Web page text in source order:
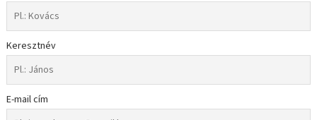
Keresztnév
E-mail cím